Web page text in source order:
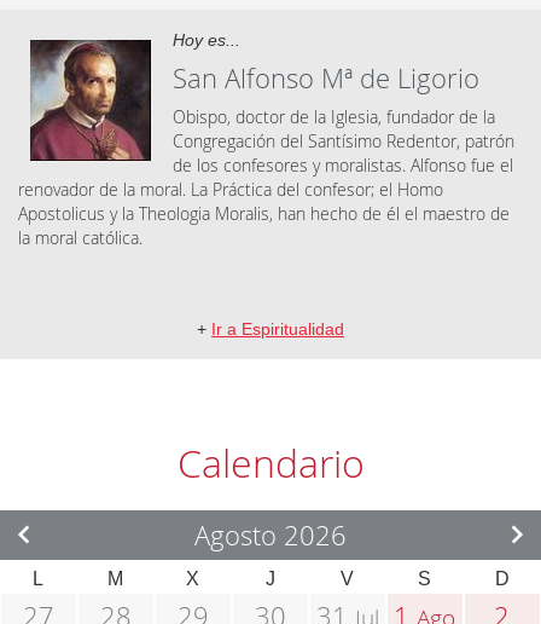
Hoy es...
San Alfonso Mª de Ligorio
Obispo, doctor de la Iglesia, fundador de la
Congregación del Santísimo Redentor, patrón
de los confesores y moralistas. Alfonso fue el
renovador de la moral. La Práctica del confesor; el Homo
Apostolicus y la Theologia Moralis, han hecho de él el maestro de
la moral católica.
+ Ir a Espiritualidad
Calendario
Agosto 2026
L M X J V S D
27 28 29 30 31 Jul 1Ago 2